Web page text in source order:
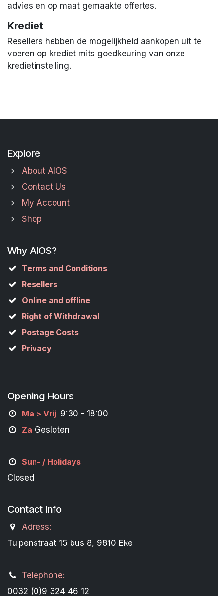
advies en op maat gemaakte offertes.
Krediet
Resellers hebben de mogelijkheid aankopen uit te
voeren op krediet mits goedkeuring van onze
kredietinstelling.
Explore
About AIOS
Contact Us
My Account
Shop
Why AIOS?
Terms and Conditions
Resellers
Online and offline
Right of Withdrawal
Postage Costs
Privacy
Opening Hours
Ma > Vrij 9:30 - 18:00
Za Gesloten
Sun- / Holidays
Closed
Contact Info
Adress:
Tulpenstraat 15 bus 8, 9810 Eke
Telephone:
0032 (0)9 324 46 12